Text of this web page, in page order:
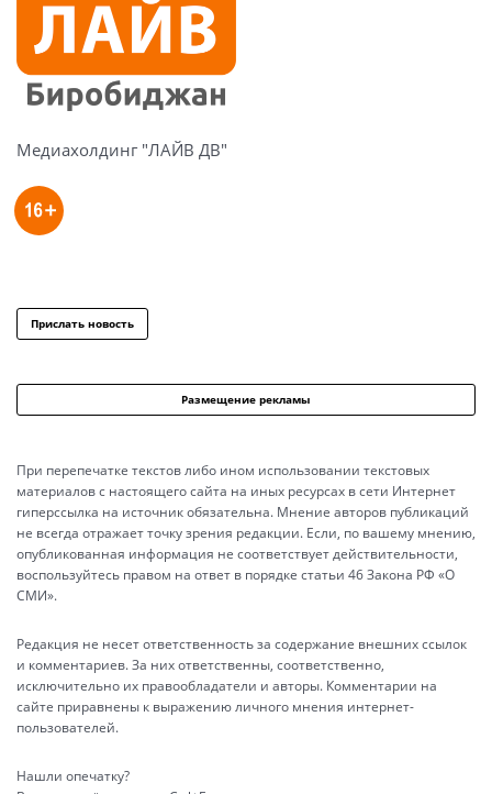
Медиахолдинг "ЛАЙВ ДВ"
Прислать новость
Размещение рекламы
При перепечатке текстов либо ином использовании текстовых
материалов с настоящего сайта на иных ресурсах в сети Интернет
гиперссылка на источник обязательна. Мнение авторов публикаций
не всегда отражает точку зрения редакции. Если, по вашему мнению,
опубликованная информация не соответствует действительности,
воспользуйтесь правом на ответ в порядке статьи 46 Закона РФ «О
СМИ».
Редакция не несет ответственность за содержание внешних ссылок
и комментариев. За них ответственны, соответственно,
исключительно их правообладатели и авторы. Комментарии на
сайте приравнены к выражению личного мнения интернет-
пользователей.
Нашли опечатку?